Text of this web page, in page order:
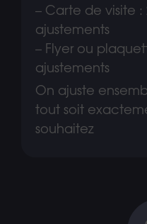
– Carte de visite :
ajustements
– Flyer ou
ajustements
On ajuste
tout soit
souhaitez